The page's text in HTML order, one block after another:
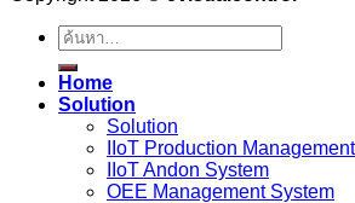
ค้นหา:
Home
Solution
Solution
IIoT Production
IIoT Andon System
OEE Management System